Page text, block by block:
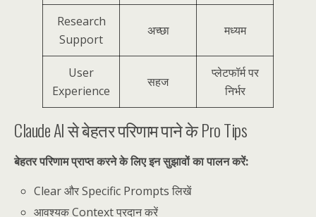
Research
Support
अच्छा मध्यम
User
Experience
सहज
प्लेटफॉर्म पर
निर्भर
Claude AI से बेहतर परिणाम पाने के Pro Tips
बेहतर परिणाम प्राप्त करने के लिए इन सुझावों का पालन करें:
Clear और Specific Prompts लिखें
आवश्यक Context प्रदान करें